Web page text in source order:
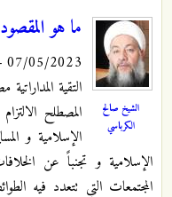
الشيخ صالح
الكرباسي
ما هو
07/05/2023 - 13:12
التقية
المصطلح
الإسلامية و
الإسلامية و تجنباً عن
المجتمعات التي تتعدد فيه